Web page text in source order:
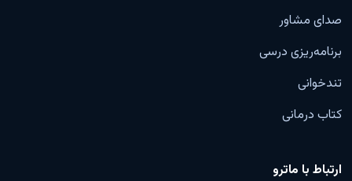
صدای مشاور
برنامه‌ریزی درسی
تندخوانی
کتاب درمانی
ارتباط با ماترو